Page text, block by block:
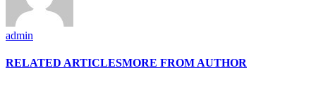
admin
RELATED ARTICLESMORE FROM AUTHOR